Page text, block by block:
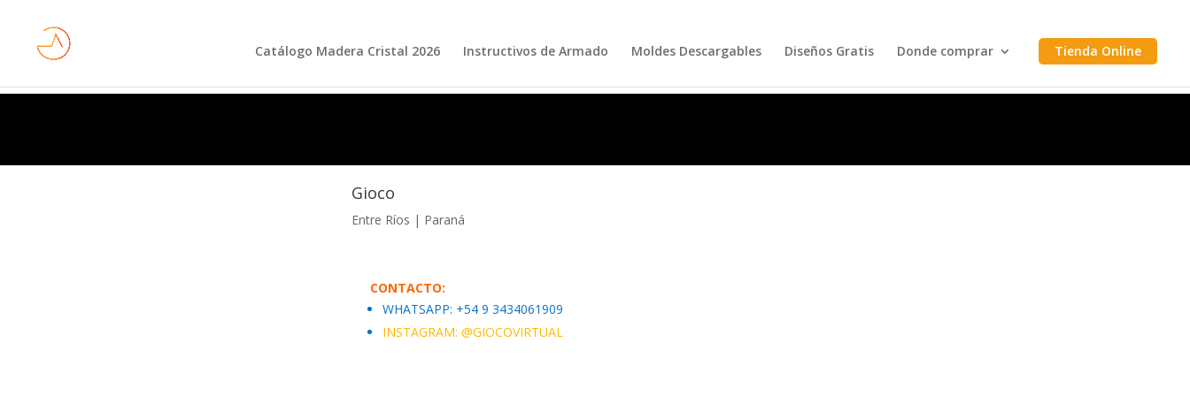
Catálogo Madera Cristal 2026 Instructivos de Armado Moldes Descargables Diseños Gratis Donde comprar Tienda Online
Gioco
Entre Ríos | Paraná
CONTACTO:
WHATSAPP: +54 9 3434061909
INSTAGRAM: @GIOCOVIRTUAL